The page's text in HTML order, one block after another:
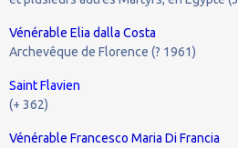
Vénérable Elia dalla Costa
Archevêque de Florence (? 1961)
Saint Flavien
(+ 362)
Vénérable Francesco Maria Di Francia